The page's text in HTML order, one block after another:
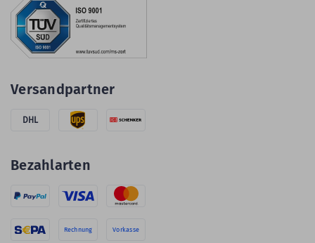
Versandpartner
DHL
Bezahlarten
Rechnung Vorkasse